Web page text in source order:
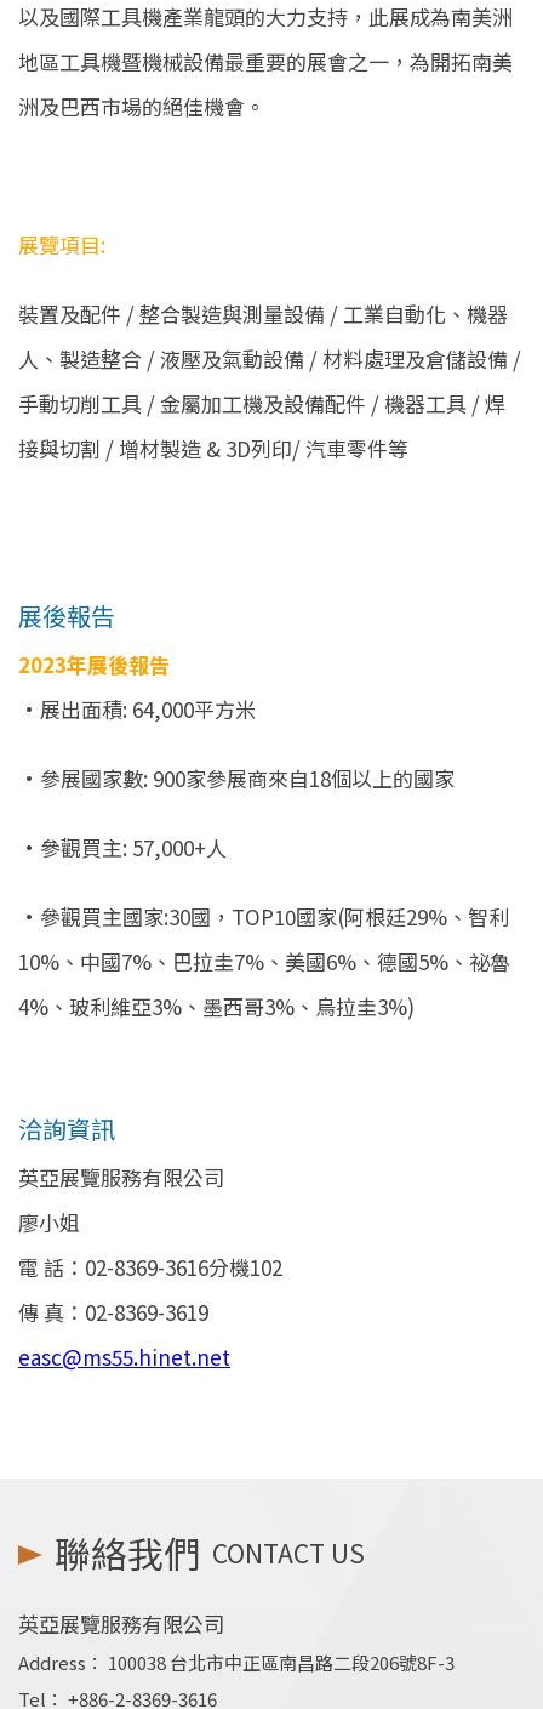
以及國際工具機產業龍頭的大力支持，此展成為南美洲
地區工具機暨機械設備最重要的展會之一，為開拓南美
洲及巴西市場的絕佳機會。
展覽項目:
裝置及配件 / 整合製造與測量設備 / 工業自動化、機器
人、製造整合 / 液壓及氣動設備 / 材料處理及倉儲設備 /
手動切削工具 / 金屬加工機及設備配件 / 機器工具 / 焊
接與切割 / 增材製造 & 3D列印/ 汽車零件等
展後報告
2023年展後報告
•展出面積: 64,000平方米
•參展國家數: 900家參展商來自18個以上的國家
•參觀買主: 57,000+人
•參觀買主國家:30國，TOP10國家(阿根廷29%、智利
10%、中國7%、巴拉圭7%、美國6%、德國5%、祕魯
4%、玻利維亞3%、墨西哥3%、烏拉圭3%)
洽詢資訊
英亞展覽服務有限公司
廖小姐
電 話：02-8369-3616分機102
傳 真：02-8369-3619
easc@ms55.hinet.net
聯絡我們 CONTACT US
英亞展覽服務有限公司
Address： 100038 台北市中正區南昌路二段206號8F-3
Tel： +886-2-8369-3616